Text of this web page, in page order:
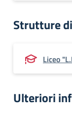
Strutture
Liceo
Ulteriori